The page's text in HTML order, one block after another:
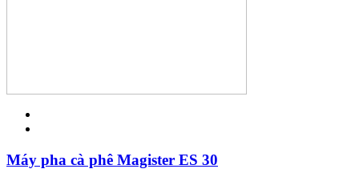
Máy pha cà phê Magister ES 30